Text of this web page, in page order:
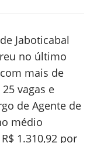
Jaboticabal
no último
mais de
vagas e
de Agente de
médio
1.310,92 por